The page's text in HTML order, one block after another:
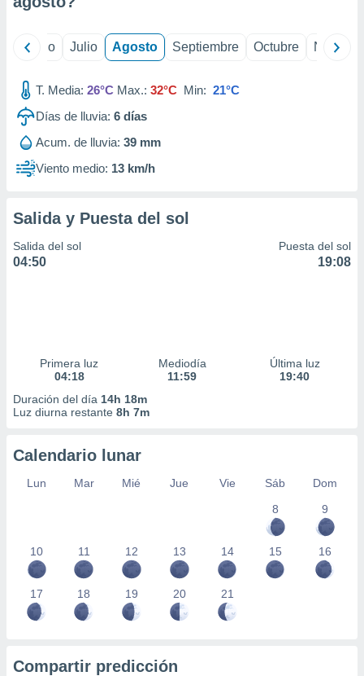
mediante
publicidad
publicidad
1199
Junio Julio Agosto Septiembre Octubre
T. Media: 26°C Max.: 32°C Min: 21°C
Días de lluvia: 6 días
Acum. de lluvia: 39 mm
Viento medio: 13 km/h
Salida y Puesta del sol
Salida del sol
04:50
Puesta del sol
19:08
Primera luz
04:18
Mediodía
11:59
Última luz
19:40
Duración del día 14h 18m
Luz diurna restante 8h 7m
Calendario lunar
Lun Mar Mié Jue Vie Sáb
Dom
8
9
10 11 12 13 14 15 16
17 18 19 20 21
Compartir predicción